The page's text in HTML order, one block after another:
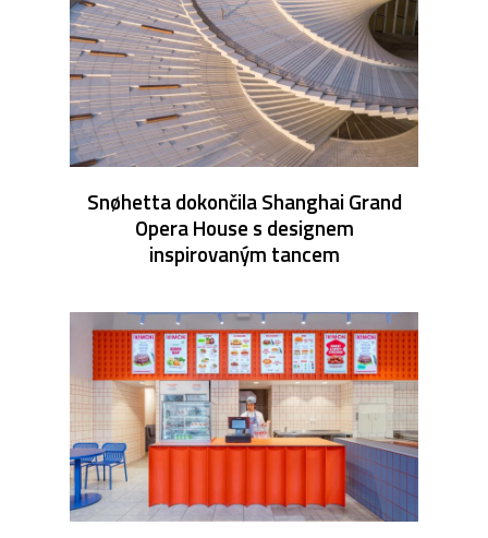
Snøhetta dokončila Shanghai Grand
Opera House s designem
inspirovaným tancem